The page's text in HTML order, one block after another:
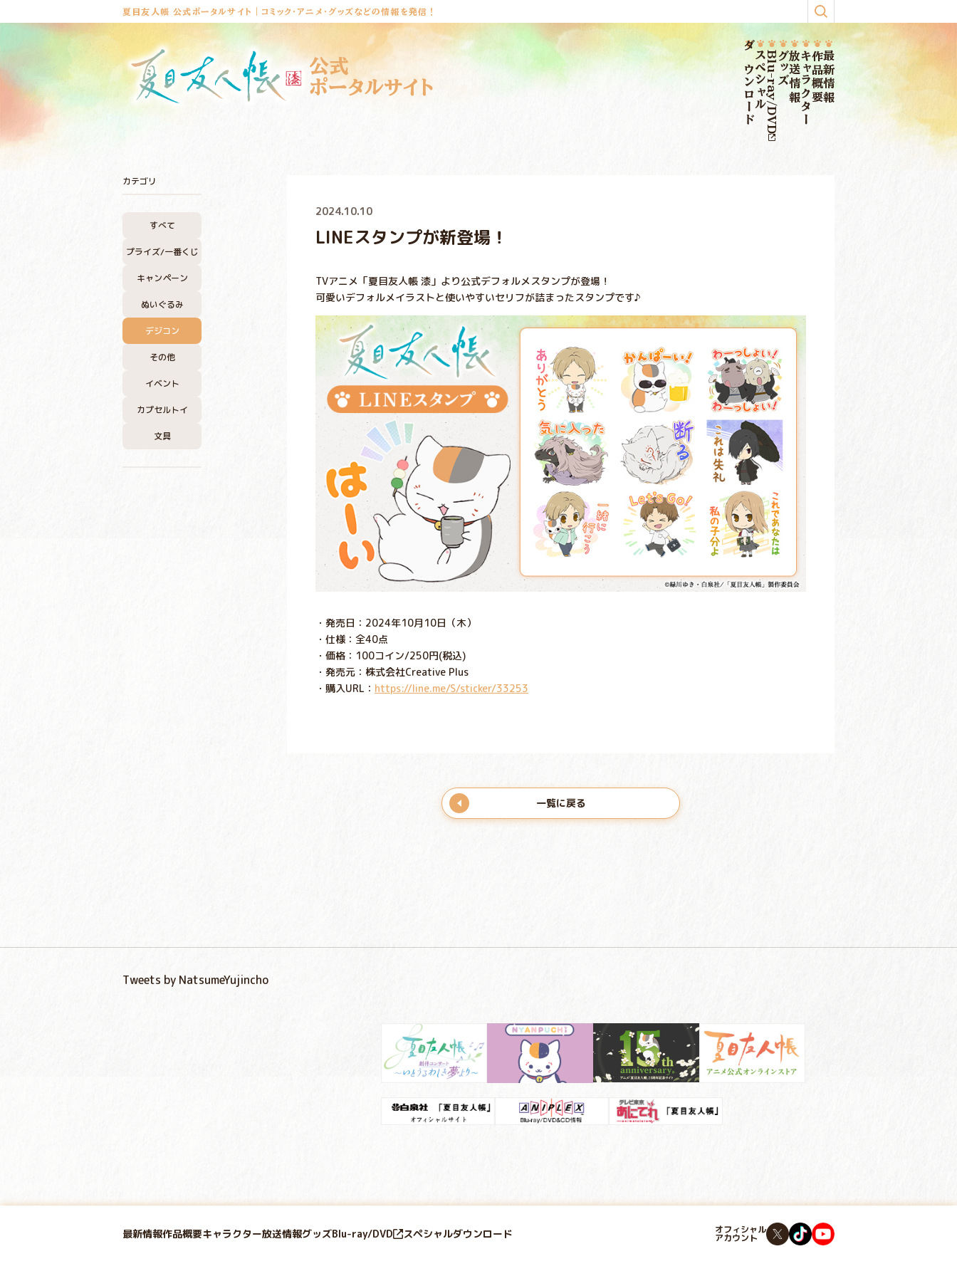
夏目友人帳 公式ポータルサイト｜コミック・アニメ・グッズなどの情報を発信！
公式
ポータルサイト
ダウンロードスペシャルBlu-ray/DVDグッズ放送情報キャラクター作品概要最新情報
カテゴリ
すべて
プライズ/一番くじ
キャンペーン
ぬいぐるみ
デジコン
その他
イベント
カプセルトイ
文具
2024.10.10
LINEスタンプが新登場！
TVアニメ「夏目友人帳 漆」より公式デフォルメスタンプが登場！
可愛いデフォルメイラストと使いやすいセリフが詰まったスタンプです♪
・発売日：2024年10月10日（木）
・仕様：全40点
・価格：100コイン/250円(税込)
・発売元：株式会社Creative Plus
・購入URL： https://line.me/S/sticker/33253
一覧に戻る
Tweets by NatsumeYujincho
最新情報作品概要キャラクター放送情報グッズBlu-ray/DVD スペシャルダウンロード オフィシャル
アカウント